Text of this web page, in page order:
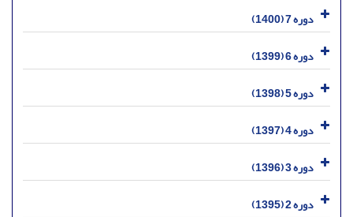
دوره 7 (1400)
دوره 6 (1399)
دوره 5 (1398)
دوره 4 (1397)
دوره 3 (1396)
دوره 2 (1395)